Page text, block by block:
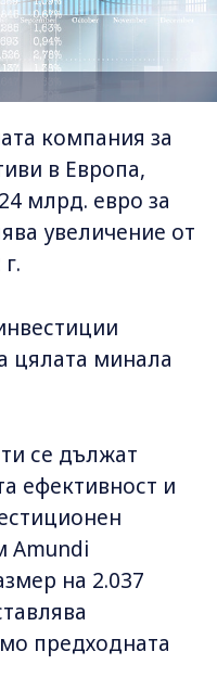
компания за
в Европа,
млрд. евро за
увеличение от
цялата минала
се дължат
ефективност и
Amundi
на 2.037
предходната